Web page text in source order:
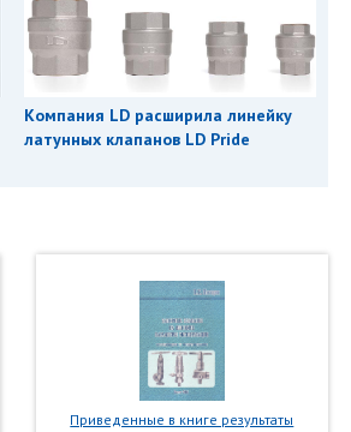
Компания LD расширила линейку
латунных клапанов LD Pride
Приведенные в книге результаты